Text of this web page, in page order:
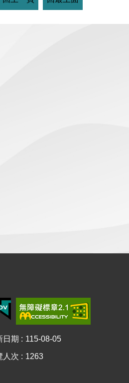
日期 115-08-05
人次 1263